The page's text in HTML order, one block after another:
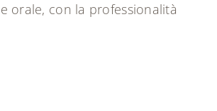
orale, con la professionalità